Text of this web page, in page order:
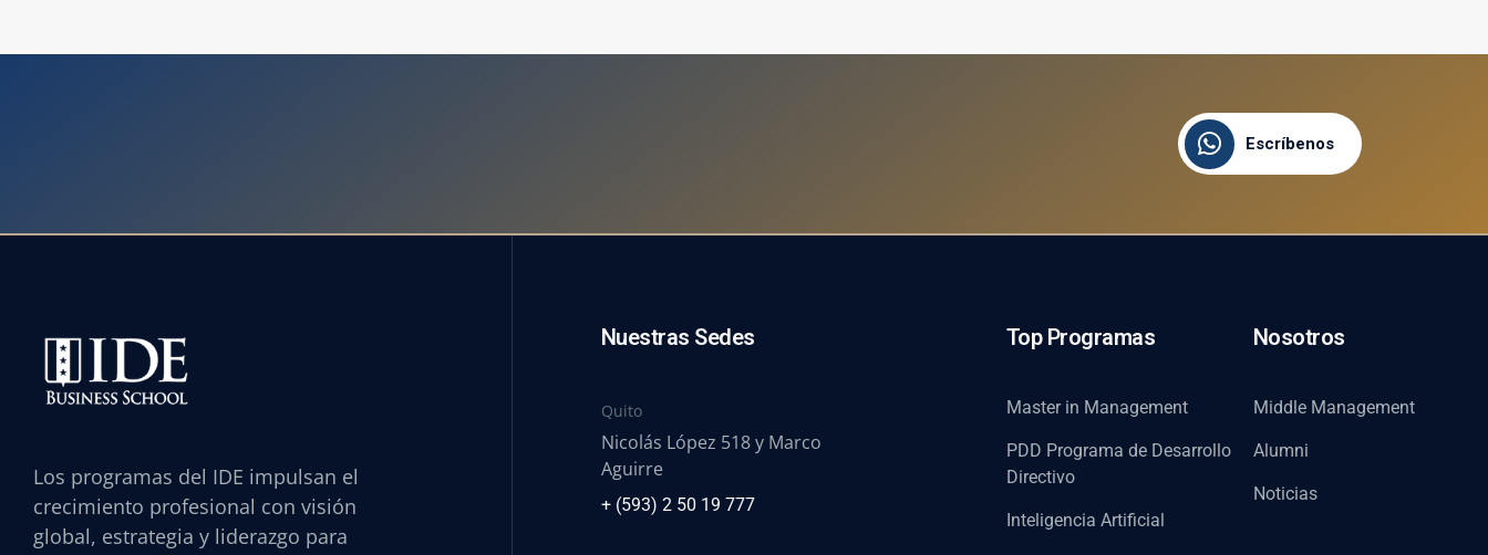
Escríbenos
Los programas del IDE impulsan el
crecimiento profesional con visión
global, estrategia y liderazgo para
Nuestras Sedes
Quito
Nicolás López 518 y Marco
Aguirre
+ (593) 2 50 19 777
Top Programas
Master in Management
PDD Programa de Desarrollo
Directivo
Inteligencia Artificial
Nosotros
Middle Management
Alumni
Noticias